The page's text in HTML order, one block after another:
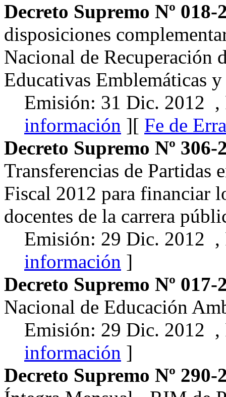
Decreto Supremo Nº 018-
disposiciones
Nacional de Recuperación
Educativas Emblemáticas
Emisión: 31 Dic. 2012
información ][ Fe de
Decreto Supremo Nº 306-
Transferencias de Partidas
Fiscal 2012 para financiar
docentes de la carrera
Emisión: 29 Dic. 2012
información ]
Decreto Supremo Nº 017-
Nacional de Educación
Emisión: 29 Dic. 2012
información ]
Decreto Supremo Nº 290-